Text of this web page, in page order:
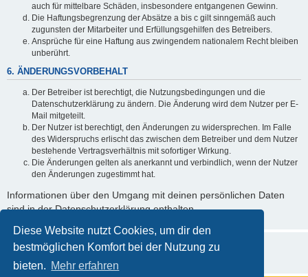
Diese Website nutzt Cookies, um dir den
bestmöglichen Komfort bei der Nutzung zu
bieten. Mehr erfahren
auch für mittelbare Schäden, insbesondere entgangenen Gewinn.
Die Haftungsbegrenzung der Absätze a bis c gilt sinngemäß auch
zugunsten der Mitarbeiter und Erfüllungsgehilfen des Betreibers.
Ansprüche für eine Haftung aus zwingendem nationalem Recht bleiben
unberührt.
6. ÄNDERUNGSVORBEHALT
Der Betreiber ist berechtigt, die Nutzungsbedingungen und die
Datenschutzerklärung zu ändern. Die Änderung wird dem Nutzer per E-
Mail mitgeteilt.
Der Nutzer ist berechtigt, den Änderungen zu widersprechen. Im Falle
des Widerspruchs erlischt das zwischen dem Betreiber und dem Nutzer
bestehende Vertragsverhältnis mit sofortiger Wirkung.
Die Änderungen gelten als anerkannt und verbindlich, wenn der Nutzer
den Änderungen zugestimmt hat.
Informationen über den Umgang mit deinen persönlichen Daten
sind in der Datenschutzerklärung enthalten.